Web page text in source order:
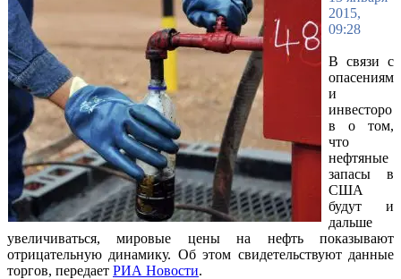
2015,
09:28
В связи с
опасениям
и
инвесторо
в о том,
что
нефтяные
запасы в
США
будут и
дальше
увеличиваться, мировые цены на нефть показывают
отрицательную динамику. Об этом свидетельствуют данные
торгов, передает РИА Новости.